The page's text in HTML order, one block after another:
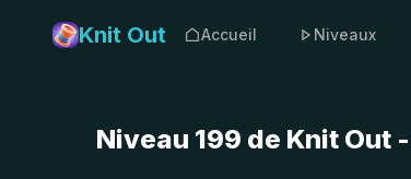
Knit Out Accueil Niveaux
Niveau 199 de Knit Out